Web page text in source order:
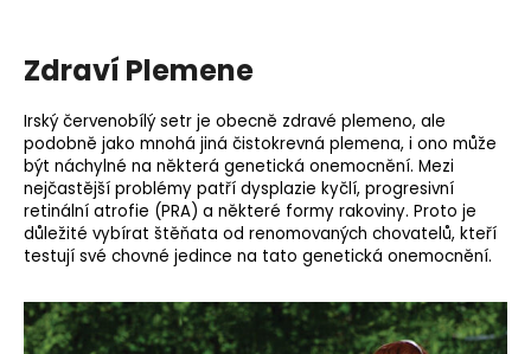
Zdraví Plemene
Irský červenobílý setr je obecně zdravé plemeno, ale
podobně jako mnohá jiná čistokrevná plemena, i ono může
být náchylné na některá genetická onemocnění. Mezi
nejčastější problémy patří dysplazie kyčlí, progresivní
retinální atrofie (PRA) a některé formy rakoviny. Proto je
důležité vybírat štěňata od renomovaných chovatelů, kteří
testují své chovné jedince na tato genetická onemocnění.